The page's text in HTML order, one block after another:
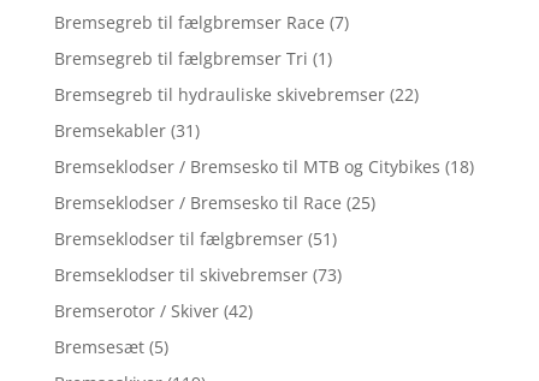
Bremsegreb til fælgbremser Race (7)
Bremsegreb til fælgbremser Tri (1)
Bremsegreb til hydrauliske skivebremser (22)
Bremsekabler (31)
Bremseklodser / Bremsesko til MTB og Citybikes (18)
Bremseklodser / Bremsesko til Race (25)
Bremseklodser til fælgbremser (51)
Bremseklodser til skivebremser (73)
Bremserotor / Skiver (42)
Bremsesæt (5)